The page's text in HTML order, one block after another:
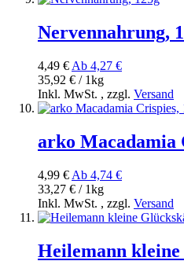
Nervennahrung,
4,49 € Ab 4,27 €
35,92 € / 1kg
Inkl. MwSt. , zzgl. Versand
arko Macadamia
4,99 € Ab 4,74 €
33,27 € / 1kg
Inkl. MwSt. , zzgl. Versand
Heilemann